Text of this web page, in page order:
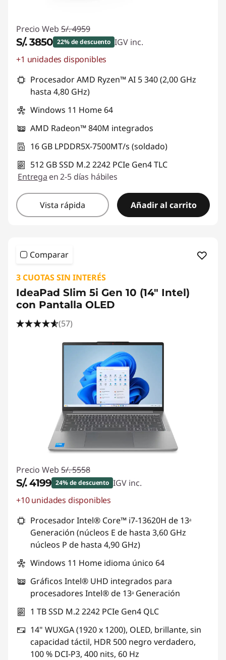
Precio Web S/. 4959
S/. 3850 22% de descuento IGV inc.
Ahorros instantáneos :
+1 unidades disponibles
Procesador AMD Ryzen™ AI 5 340 (2,00 GHz
hasta 4,80 GHz)
Windows 11 Home 64
AMD Radeon™ 840M integrados
16 GB LPDDR5X-7500MT/s (soldado)
512 GB SSD M.2 2242 PCIe Gen4 TLC
Entrega en 2-5 días hábiles
Vista rápida Añadir al carrito
Comparar
3 CUOTAS SIN INTERÉS
IdeaPad Slim 5i Gen 10 (14" Intel)
con Pantalla OLED
(57)
Precio Web S/. 5558
S/. 4199 24% de descuento IGV inc.
Ahorros instantáneos :
+10 unidades disponibles
Procesador Intel® Core™ i7-13620H de 13ᵃ
Generación (núcleos E de hasta 3,60 GHz
núcleos P de hasta 4,90 GHz)
Windows 11 Home idioma único 64
Gráficos Intel® UHD integrados para
procesadores Intel® de 13ᵃ Generación
1 TB SSD M.2 2242 PCIe Gen4 QLC
14" WUXGA (1920 x 1200), OLED, brillante, sin
capacidad táctil, HDR 500 negro verdadero,
100 % DCI-P3, 400 nits, 60 Hz